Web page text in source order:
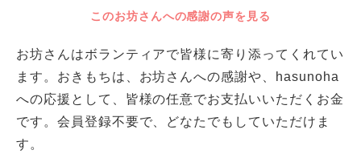
このお坊さんへの感謝の声を見る
お坊さんはボランティアで皆様に寄り添ってくれてい
ます。おきもちは、お坊さんへの感謝や、hasunoha
への応援として、皆様の任意でお支払いいただくお金
です。会員登録不要で、どなたでもしていただけま
す。